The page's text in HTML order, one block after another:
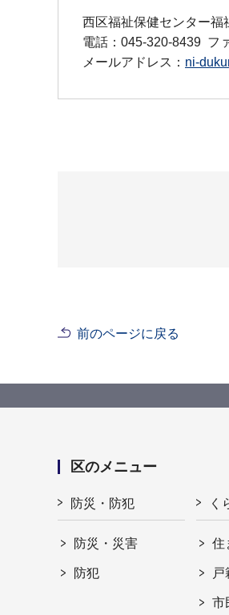
西区福祉保健センター福
電話：045-320-8439 フ
メールアドレス： ni-
前のページに戻る
区のメニュー
防災・防犯
防災・災害
防犯
く
住
市